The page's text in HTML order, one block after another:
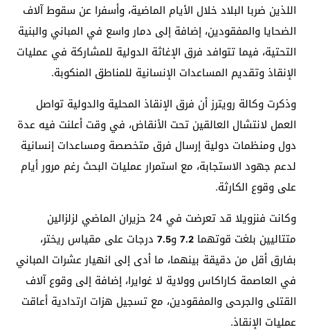
اللذين ضربا البلاد خلال الأيام الماضية، وأسفرا عن سقوط آلاف
الضحايا والمفقودين، إضافة إلى دمار واسع في المباني والبنية
التحتية، فيما تتوافد فرق الإغاثة الدولية للمشاركة في عمليات
الإنقاذ وتقديم المساعدات الإنسانية للمناطق المنكوبة.
وذكرت وكالة رويترز أن فرق الإنقاذ المحلية والدولية تواصل
العمل لانتشال العالقين تحت الأنقاض، في وقت أعلنت فيه عدة
دول ومنظمات دولية إرسال فرق متخصصة ومساعدات إنسانية
لدعم جهود الاستجابة، مع استمرار عمليات البحث رغم مرور أيام
على وقوع الكارثة.
وكانت فنزويلا قد تعرضت في 24 حزيران الماضي لزلزالين
متتاليين بلغت قوتهما 7.2 و7.5 درجات على مقياس ريختر،
بفارق أقل من دقيقة بينهما، ما أدى إلى انهيار عشرات المباني
في العاصمة كاراكاس وولاية لا غوايرا، إضافة إلى وقوع آلاف
القتلى والجرحى والمفقودين، مع تسجيل هزات ارتدادية أعاقت
عمليات الإنقاذ.